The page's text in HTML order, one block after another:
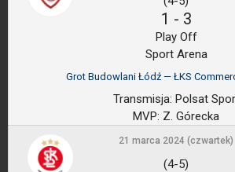
1 - 3
Play Off
Sport Arena
Grot Budowlani Łódź — ŁKS
Transmisja: Polsat
MVP: Z. Górecka
21 marca 2024 (czwartek)
(4-5)